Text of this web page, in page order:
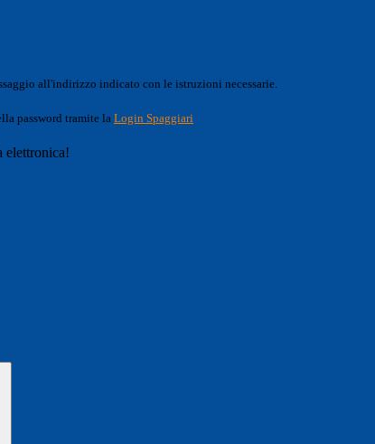
all'indirizzo indicato con le istruzioni necessarie.
password tramite la Login Spaggiari
elettronica!